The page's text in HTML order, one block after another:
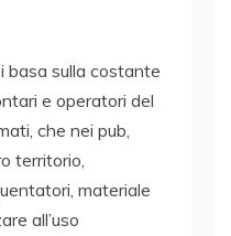
basa sulla costante
e operatori del
che nei pub,
territorio,
materiale
all’uso